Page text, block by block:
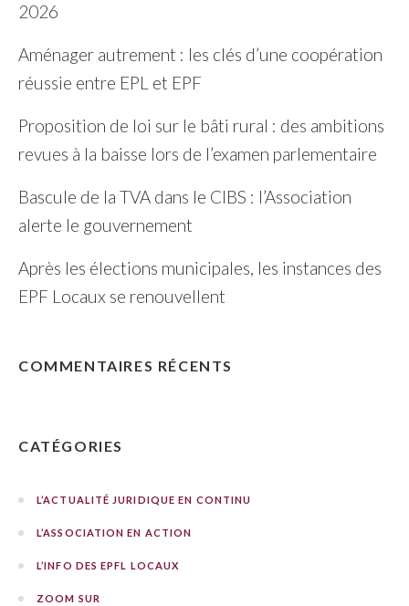
2026
Aménager autrement : les clés d’une coopération
réussie entre EPL et EPF
Proposition de loi sur le bâti rural : des ambitions
revues à la baisse lors de l’examen parlementaire
Bascule de la TVA dans le CIBS : l’Association
alerte le gouvernement
Après les élections municipales, les instances des
EPF Locaux se renouvellent
COMMENTAIRES RÉCENTS
CATÉGORIES
L’ACTUALITÉ JURIDIQUE EN CONTINU
L’ASSOCIATION EN ACTION
L’INFO DES EPFL LOCAUX
ZOOM SUR